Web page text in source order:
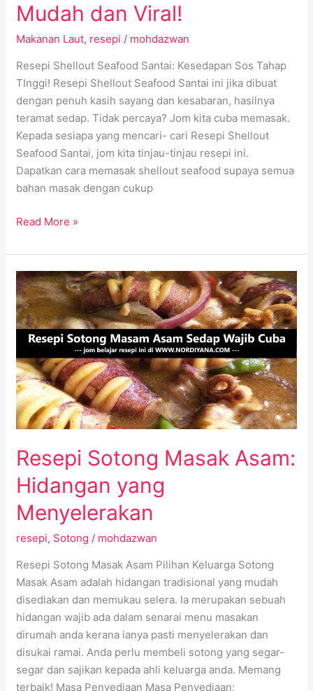
Mudah dan Viral!
Makanan Laut, resepi / mohdazwan
Resepi Shellout Seafood Santai: Kesedapan Sos Tahap
TInggi! Resepi Shellout Seafood Santai ini jika dibuat
dengan penuh kasih sayang dan kesabaran, hasilnya
teramat sedap. Tidak percaya? Jom kita cuba memasak.
Kepada sesiapa yang mencari- cari Resepi Shellout
Seafood Santai, jom kita tinjau-tinjau resepi ini.
Dapatkan cara memasak shellout seafood supaya semua
bahan masak dengan cukup
Read More »
Resepi Sotong Masak Asam:
Hidangan yang
Menyelerakan
resepi, Sotong / mohdazwan
Resepi Sotong Masak Asam Pilihan Keluarga Sotong
Masak Asam adalah hidangan tradisional yang mudah
disediakan dan memukau selera. Ia merupakan sebuah
hidangan wajib ada dalam senarai menu masakan
dirumah anda kerana ianya pasti menyelerakan dan
disukai ramai. Anda perlu membeli sotong yang segar-
segar dan sajikan kepada ahli keluarga anda. Memang
terbaik! Masa Penyediaan Masa Penyediaan:
Resepi
Sotong
Masak
Asam:
Hidangan
yang
Menyelerakan